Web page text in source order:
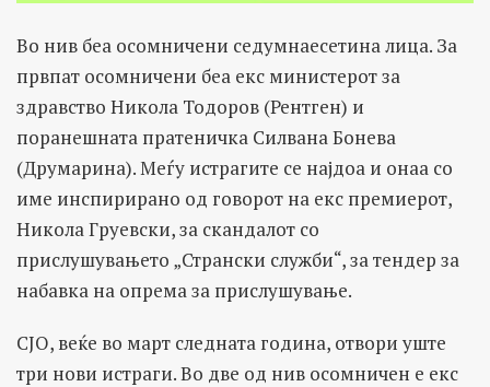
Во нив беа осомничени седумнаесетина лица. За
првпат осомничени беа екс министерот за
здравство Никола Тодоров (Рентген) и
поранешната пратеничка Силвана Бонева
(Друмарина). Меѓу истрагите се најдоа и онаа со
име инспирирано од говорот на екс премиерот,
Никола Груевски, за скандалот со
прислушувањето „Странски служби“, за тендер за
набавка на опрема за прислушување.
СЈО, веќе во март следната година, отвори уште
три нови истраги. Во две од нив осомничен е екс